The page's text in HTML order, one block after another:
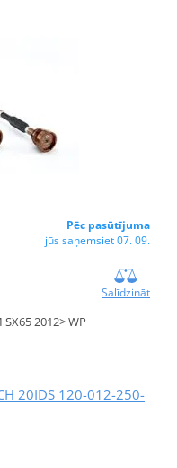
Pēc pasūtījuma
jūs saņemsiet 07. 09.
Salīdzināt
SX65 2012> WP
20IDS 120-012-250-